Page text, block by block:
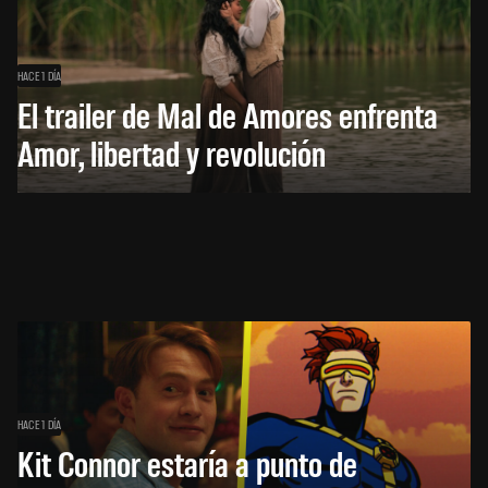
HACE 1 DÍA
El trailer de Mal de Amores enfrenta
Amor, libertad y revolución
HACE 1 DÍA
Kit Connor estaría a punto de